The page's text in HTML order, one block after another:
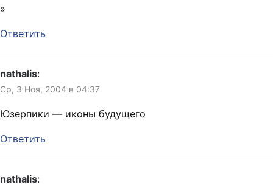
»
Ответить
nathalis:
Ср, 3 Ноя, 2004 в 04:37
Юзерпики — иконы будущего
Ответить
nathalis: